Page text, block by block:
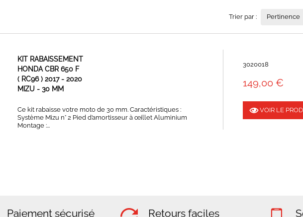
Trier par : Pertinence
KIT RABAISSEMENT
HONDA CBR 650 F
( RC96 ) 2017 - 2020
MIZU - 30 MM
Ce kit rabaisse votre moto de 30 mm. Caractéristiques :
Système Mizu n° 2 Pied d’amortisseur à œillet Aluminium
Montage :...
3020018
149,00 €
VOIR LE
Paiement sécurisé Retours faciles